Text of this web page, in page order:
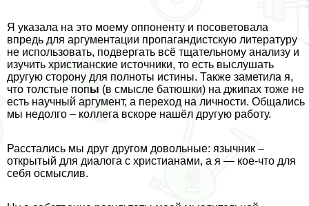
Я указала на это моему оппоненту и посоветовала
впредь для аргументации пропагандистскую литературу
не использовать, подвергать всё тщательному анализу и
изучить христианские источники, то есть выслушать
другую сторону для полноты истины. Также заметила я,
что толстые попы (в смысле батюшки) на джипах тоже не
есть научный аргумент, а переход на личности. Общались
мы недолго – коллега вскоре нашёл другую работу.
Расстались мы друг другом довольные: язычник –
открытый для диалога с христианами, а я — кое-что для
себя осмыслив.